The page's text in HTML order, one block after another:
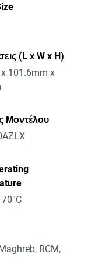
(L x W x H)
101.6mm x
Μοντέλου
RCM,